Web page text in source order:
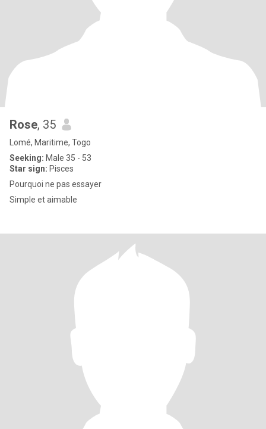
Rose, 35
Lomé, Maritime, Togo
Seeking: Male 35 - 53
Star sign: Pisces
Pourquoi ne pas essayer
Simple et aimable